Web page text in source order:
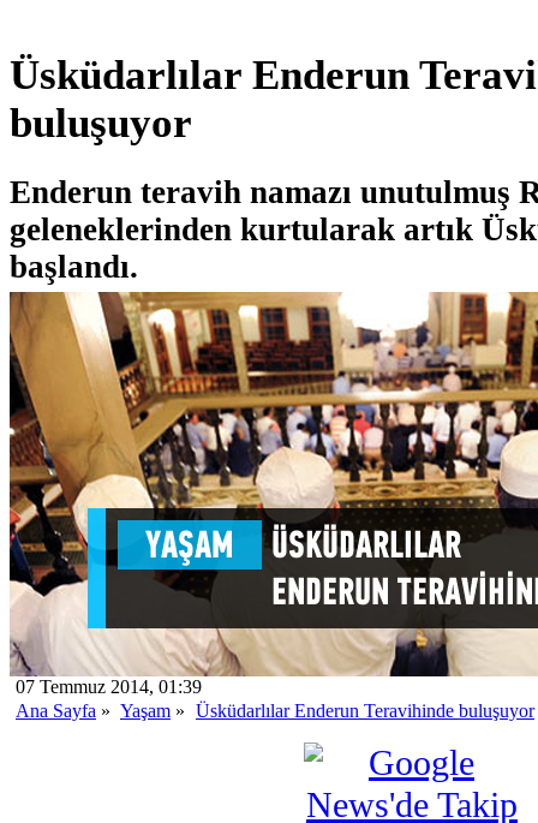
Üsküdarlılar Enderun
buluşuyor
Enderun teravih namazı unutulmuş
geleneklerinden kurtularak artık
başlandı.
07 Temmuz 2014, 01:39
Ana Sayfa » Yaşam » Üsküdarlılar Enderun Teravihinde buluşuyor